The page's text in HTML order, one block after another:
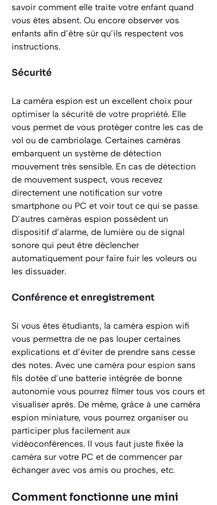
savoir comment elle traite votre enfant quand
vous êtes absent. Ou encore observer vos
enfants afin d’être sûr qu’ils respectent vos
instructions.
Sécurité
La caméra espion est un excellent choix pour
optimiser la sécurité de votre propriété. Elle
vous permet de vous protéger contre les cas de
vol ou de cambriolage. Certaines caméras
embarquent un système de détection
mouvement très sensible. En cas de détection
de mouvement suspect, vous recevez
directement une notification sur votre
smartphone ou PC et voir tout ce qui se passe.
D’autres caméras espion possèdent un
dispositif d’alarme, de lumière ou de signal
sonore qui peut être déclencher
automatiquement pour faire fuir les voleurs ou
les dissuader.
Conférence et enregistrement
Si vous êtes étudiants, la caméra espion wifi
vous permettra de ne pas louper certaines
explications et d’éviter de prendre sans cesse
des notes. Avec une caméra pour espion sans
fils dotée d’une batterie intégrée de bonne
autonomie vous pourrez filmer tous vos cours et
visualiser après. De même, grâce à une caméra
espion miniature, vous pourrez organiser ou
participer plus facilement aux
vidéoconférences. Il vous faut juste fixée la
caméra sur votre PC et de commencer par
échanger avec vos amis ou proches, etc.
Comment fonctionne une mini